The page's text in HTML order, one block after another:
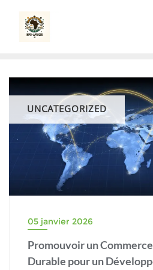
content
UNCATEGORIZED
05 janvier 2026
Promouvoir un
Durable pour un